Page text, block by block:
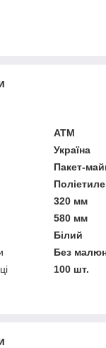
АТМ
Україна
Пакет-
320 мм
580 мм
Білий
Без
100 шт.